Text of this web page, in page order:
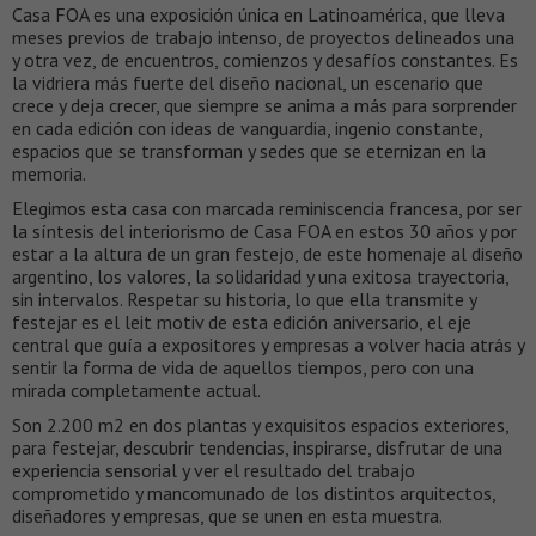
Casa FOA es una exposición única en Latinoamérica, que lleva
meses previos de trabajo intenso, de proyectos delineados una
y otra vez, de encuentros, comienzos y desafíos constantes. Es
la vidriera más fuerte del diseño nacional, un escenario que
crece y deja crecer, que siempre se anima a más para sorprender
en cada edición con ideas de vanguardia, ingenio constante,
espacios que se transforman y sedes que se eternizan en la
memoria.
Elegimos esta casa con marcada reminiscencia francesa, por ser
la síntesis del interiorismo de Casa FOA en estos 30 años y por
estar a la altura de un gran festejo, de este homenaje al diseño
argentino, los valores, la solidaridad y una exitosa trayectoria,
sin intervalos. Respetar su historia, lo que ella transmite y
festejar es el leit motiv de esta edición aniversario, el eje
central que guía a expositores y empresas a volver hacia atrás y
sentir la forma de vida de aquellos tiempos, pero con una
mirada completamente actual.
Son 2.200 m2 en dos plantas y exquisitos espacios exteriores,
para festejar, descubrir tendencias, inspirarse, disfrutar de una
experiencia sensorial y ver el resultado del trabajo
comprometido y mancomunado de los distintos arquitectos,
diseñadores y empresas, que se unen en esta muestra.